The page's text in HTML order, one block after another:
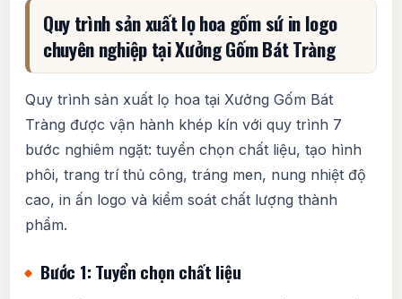
Quy trình sản xuất lọ hoa gốm sứ in logo
chuyên nghiệp tại Xưởng Gốm Bát Tràng
Quy trình sản xuất lọ hoa tại Xưởng Gốm Bát
Tràng được vận hành khép kín với quy trình 7
bước nghiêm ngặt: tuyển chọn chất liệu, tạo hình
phôi, trang trí thủ công, tráng men, nung nhiệt độ
cao, in ấn logo và kiểm soát chất lượng thành
phẩm.
Bước 1: Tuyển chọn chất liệu